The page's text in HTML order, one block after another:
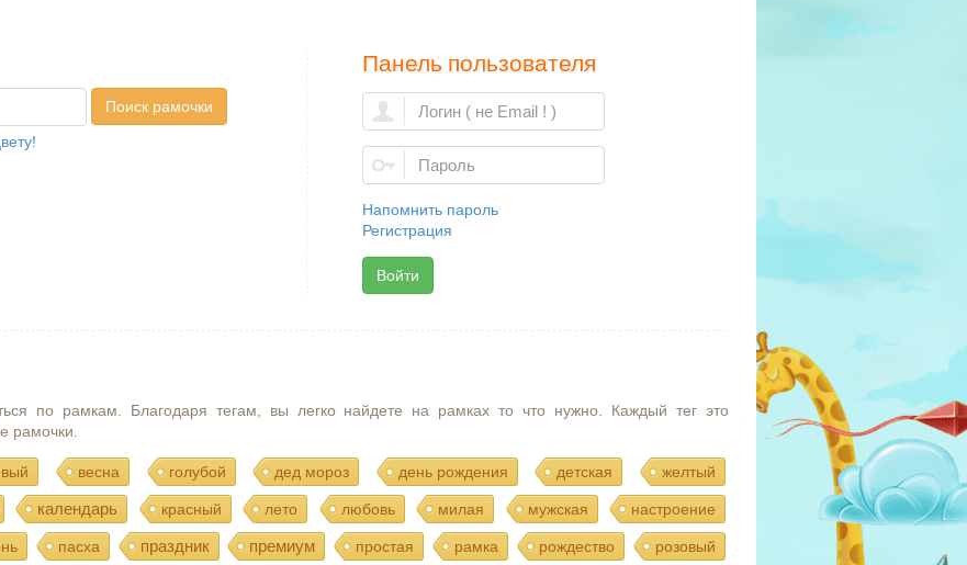
Поиск рамочки
Панель пользователя
Напомнить пароль
Регистрация
Войти
по рамкам. Благодаря тегам, вы легко найдете на рамках то что нужно. Каждый тег это
рамочки.
весна голубой дед мороз день рождения детская желтый
календарь красный лето любовь милая мужская настроение
пасха праздник премиум простая рамка рождество розовый